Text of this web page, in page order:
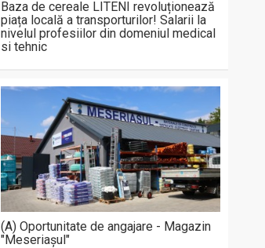
Baza de cereale LITENI revoluționează
piața locală a transporturilor! Salarii la
nivelul profesiilor din domeniul medical
si tehnic
(A) Oportunitate de angajare - Magazin
"Meseriașul"